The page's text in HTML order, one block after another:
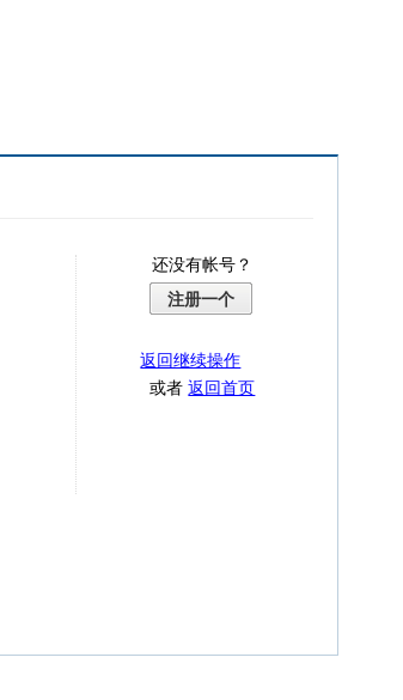
还没有帐号？
注册一个
返回继续操作
或者返回首页